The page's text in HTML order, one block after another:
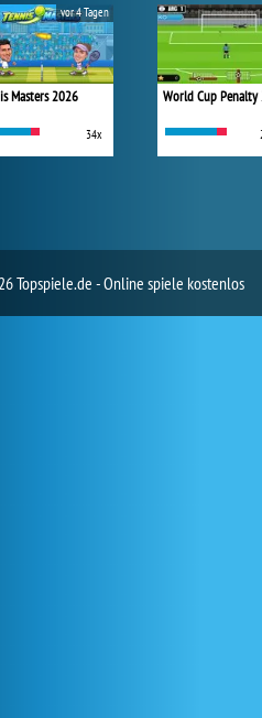
Masters 2026
34x
vor 4 Tagen
World Cup
Topspiele.de - Online spiele kostenlos